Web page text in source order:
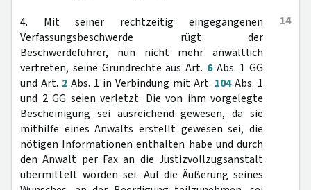
14
4. Mit seiner rechtzeitig eingegangenen
Verfassungsbeschwerde rügt der
Beschwerdeführer, nun nicht mehr anwaltlich
vertreten, seine Grundrechte aus Art. 6Abs. 1 GG
und Art. 2 Abs. 1 in Verbindung mit Art. 104Abs. 1
und 2 GG seien verletzt. Die von ihm vorgelegte
Bescheinigung sei ausreichend gewesen, da sie
mithilfe eines Anwalts erstellt gewesen sei, die
nötigen Informationen enthalten habe und durch
den Anwalt per Fax an die Justizvollzugsanstalt
übermittelt worden sei. Auf die Äußerung seines